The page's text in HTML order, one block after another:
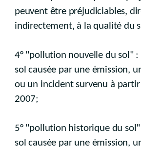
peuvent être préjudiciables,
indirectement, à la qualité du
4° "pollution nouvelle du sol"
sol causée par une émission,
ou un incident survenu à partir
2007;
5° "pollution historique du
sol causée par une émission,